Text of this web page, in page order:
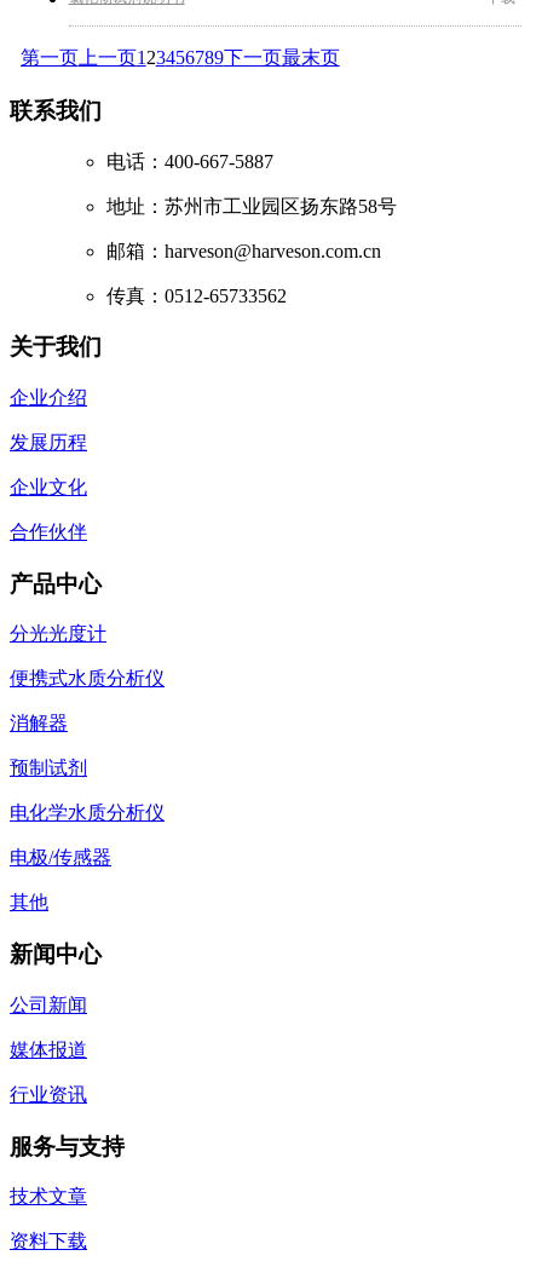
第一页上一页1 23456789下一页最末页
联系我们
电话：400-667-5887
地址：苏州市工业园区扬东路58号
邮箱：harveson@harveson.com.cn
传真：0512-65733562
关于我们
企业介绍
发展历程
企业文化
合作伙伴
产品中心
分光光度计
便携式水质分析仪
消解器
预制试剂
电化学水质分析仪
电极/传感器
其他
新闻中心
公司新闻
媒体报道
行业资讯
服务与支持
技术文章
资料下载